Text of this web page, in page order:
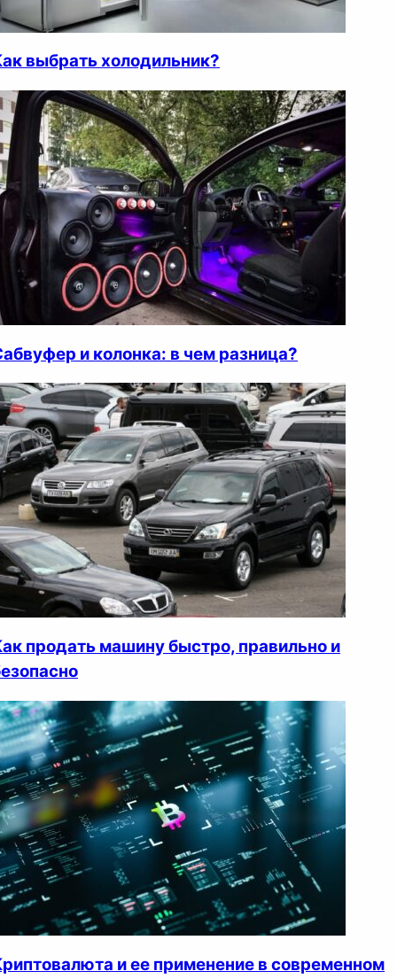
выбрать холодильник?
и колонка: в чем разница?
продать машину быстро, правильно и
и ее применение в современном